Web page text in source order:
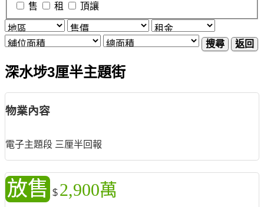
售 租 頂讓
搜尋 返回
深水埗3厘半主題街
物業內容
電子主題段 三厘半回報
放售 $ 2,900萬